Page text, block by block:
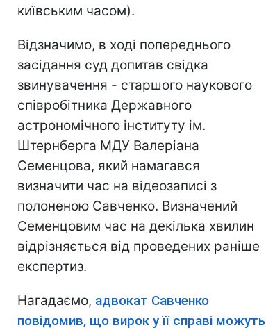
київським часом).
Відзначимо, в ході попереднього
засідання суд допитав свідка
звинувачення - старшого наукового
співробітника Державного
астрономічного інституту ім.
Штернберга МДУ Валеріана
Семенцова, який намагався
визначити час на відеозаписі з
полоненою Савченко. Визначений
Семенцовим час на декілька хвилин
відрізняється від проведених раніше
експертиз.
Нагадаємо, адвокат Савченко
повідомив, що вирок у її справі можуть